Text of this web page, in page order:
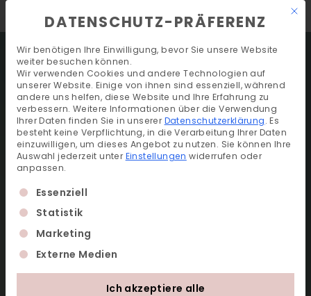
DE EN Mit
DATENSCHUTZ-PRÄFERENZ
Wir benötigen Ihre Einwilligung, bevor Sie unsere Website
weiter besuchen können.
Wir verwenden Cookies und andere Technologien auf
unserer Website. Einige von ihnen sind essenziell, während
andere uns helfen, diese Website und Ihre Erfahrung zu
verbessern. Weitere Informationen über die Verwendung
Ihrer Daten finden Sie in unsererDatenschutzerklärung. Es
besteht keine Verpflichtung, in die Verarbeitung Ihrer Daten
einzuwilligen, um dieses Angebot zu nutzen. Sie können Ihre
Auswahl jederzeit unterEinstellungen widerrufen oder
anpassen.
Es folgt eine Liste der Service-Gruppen, für die
Essenziell
Statistik
Marketing
Externe Medien
Ich akzeptiere alle